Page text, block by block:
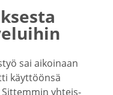
sai aikoinaan
käyttöönsä
Sittemmin yhteis­